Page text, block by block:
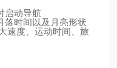
启动导航
落时间以及月亮形状
速度、运动时间、旅